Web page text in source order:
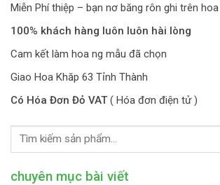
Miễn Phí thiệp – bạn nơ băng rôn ghi trên hoa
100% khách hàng luôn luôn hài lòng
Cam kết làm hoa ng mẫu đã chọn
Giao Hoa Khăp 63 Tỉnh Thành
Có Hóa Đơn Đỏ VAT ( Hóa đơn điện tử )
chuyên mục bài viết